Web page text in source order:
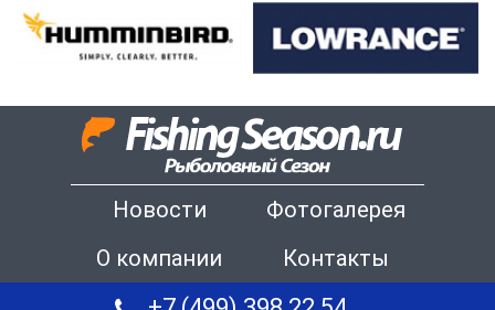
Новости
Фотогалерея
О компании
Контакты